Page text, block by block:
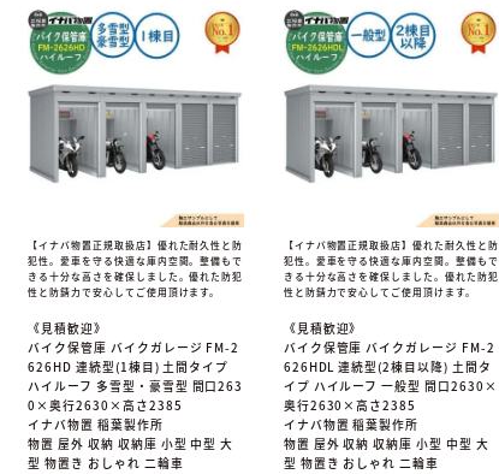
【イナバ物置正規取扱店】優れた耐久性と防
犯性。愛車を守る快適な庫内空間。整備もで
きる十分な高さを確保しました。優れた防犯
性と防錆力で安心してご使用頂けます。
《見積歓迎》
バイク保管庫 バイクガレージ FM-2
626HD 連続型(1棟目) 土間タイプ
ハイルーフ 多雪型・豪雪型 間口263
0×奥行2630×高さ2385
イナバ物置 稲葉製作所
物置 屋外 収納 収納庫 小型 中型 大
型 物置き おしゃれ 二輪車
【イナバ物置正規取扱店】優れた耐久性と防
犯性。愛車を守る快適な庫内空間。整備もで
きる十分な高さを確保しました。優れた防犯
性と防錆力で安心してご使用頂けます。
《見積歓迎》
バイク保管庫 バイクガレージ FM-2
626HDL 連続型(2棟目以降) 土間タ
イプ ハイルーフ 一般型 間口2630×
奥行2630×高さ2385
イナバ物置 稲葉製作所
物置 屋外 収納 収納庫 小型 中型 大
型 物置き おしゃれ 二輪車